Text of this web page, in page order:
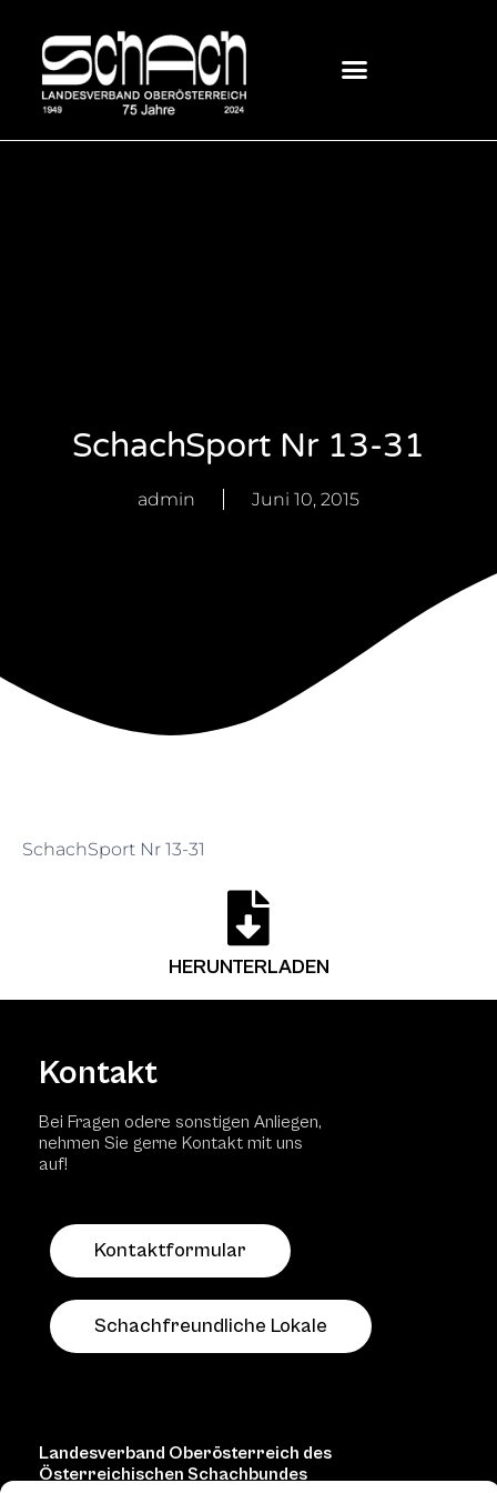
SchachSport Nr 13-31
admin Juni 10, 2015
SchachSport Nr 13-31
HERUNTERLADEN
Kontakt
Bei Fragen odere sonstigen Anliegen,
nehmen Sie gerne Kontakt mit uns
auf!
Kontaktformular
Schachfreundliche Lokale
Landesverband Oberösterreich des
Österreichischen Schachbundes